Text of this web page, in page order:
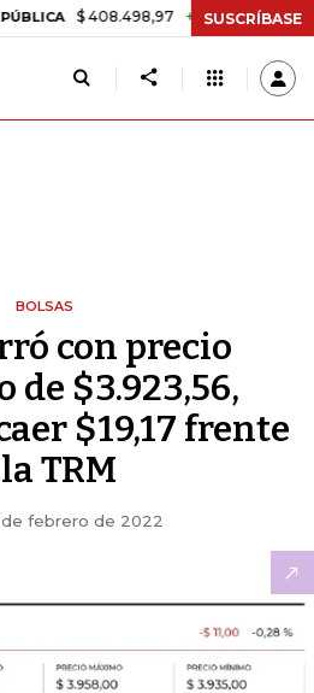
$ 408.498,97 +$ 8.753,81 +2,19%
SUSCRÍBASE
BOLSAS
con precio
de $3.923,56,
$19,17 frente
TRM
de febrero de 2022